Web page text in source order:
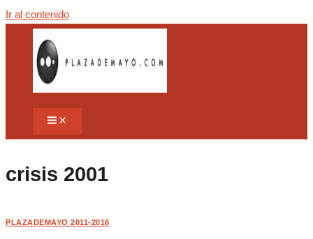
Ir al contenido
crisis 2001
PLAZADEMAYO 2011-2016